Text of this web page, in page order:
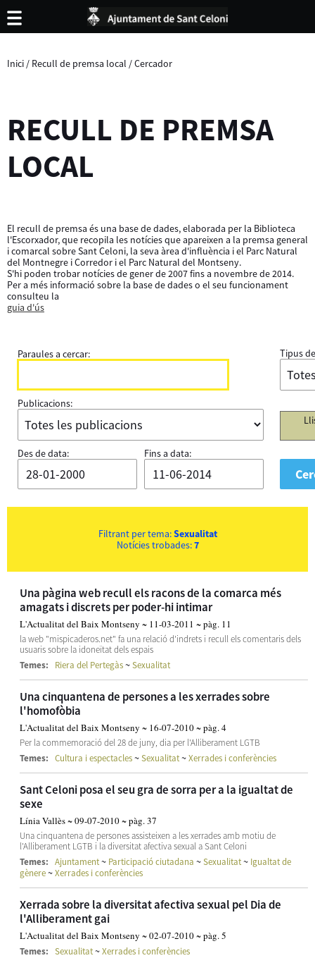
Inici / Recull de premsa local /Cercador
RECULL DE PREMSA
LOCAL
El recull de premsa és una base de dades, elaborada per la Biblioteca
l'Escorxador, que recopila les notícies que apareixen a la premsa general
i comarcal sobre Sant Celoni, la seva àrea d'influència i el Parc Natural
del Montnegre i Corredor i el Parc Natural del Montseny.
S'hi poden trobar notícies de gener de 2007 fins a novembre de 2014.
Per a més informació sobre la base de dades o el seu funcionament
consulteu la
guia d'ús
Paraules a cercar: Tipus
Publicacions:
Des de data: Fins a data:
Filtrant per tema:Sexualitat
Notícies trobades:7
Una pàgina web recull els racons de la comarca més
amagats i discrets per poder-hi intimar
L'Actualitat del Baix Montseny ~ 11-03-2011 ~ pàg. 11
la web "mispicaderos.net" fa una relació d'indrets i recull els comentaris dels
usuaris sobre la idoneïtat dels espais
Temes:
Riera del Pertegàs~Sexualitat
Una cinquantena de persones a les xerrades sobre
l'homofòbia
L'Actualitat del Baix Montseny ~ 16-07-2010 ~ pàg. 4
Per la commemoració del 28 de juny, dia per l'Alliberament LGTB
Temes: Cultura i espectacles~Sexualitat~Xerrades i conferències
Sant Celoni posa el seu gra de sorra per a la igualtat de
sexe
Línia Vallès ~ 09-07-2010 ~ pàg. 37
Una cinquantena de persones assisteixen a les xerrades amb motiu de
l'Alliberament LGTB i la diversitat afectiva sexual a Sant Celoni
Temes: Ajuntament~ Participació ciutadana ~Sexualitat~ Igualtat de
gènere~Xerrades i conferències
Xerrada sobre la diversitat afectiva sexual pel Dia de
l'Alliberament gai
L'Actualitat del Baix Montseny ~ 02-07-2010 ~ pàg. 5
Temes: Sexualitat~Xerrades i conferències